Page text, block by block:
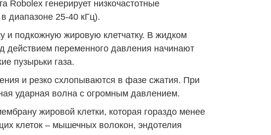
Robolex генерирует низкочастотные
диапазоне 25-40 кГц).
и подкожную жировую клетчатку. В жидком
действием переменного давления начинают
пузырьки газа.
и резко схлопываются в фазе сжатия. При
ударная волна с огромным давлением.
жировой клетки, которая гораздо менее
клеток – мышечных волокон, эндотелия